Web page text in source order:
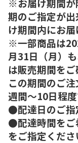
※お届け期間が
期のご指定が
け期間内にお届
※一部商品は
月31日（月）
は販売期間をご
この期間のご
週間～10日程度
●配達日のご指
●配達時間をご
をご指定くださ